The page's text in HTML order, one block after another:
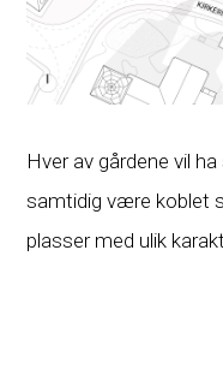
Hver av gårdene vil
samtidig være koblet
plasser med ulik